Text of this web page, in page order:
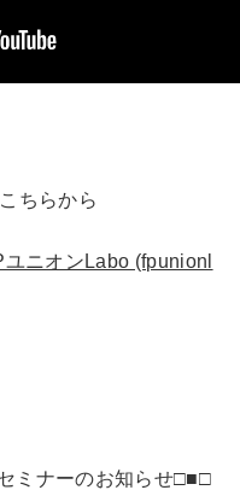
ちらから
ニオンLabo (fpunionl
ミナーのお知らせ□■□